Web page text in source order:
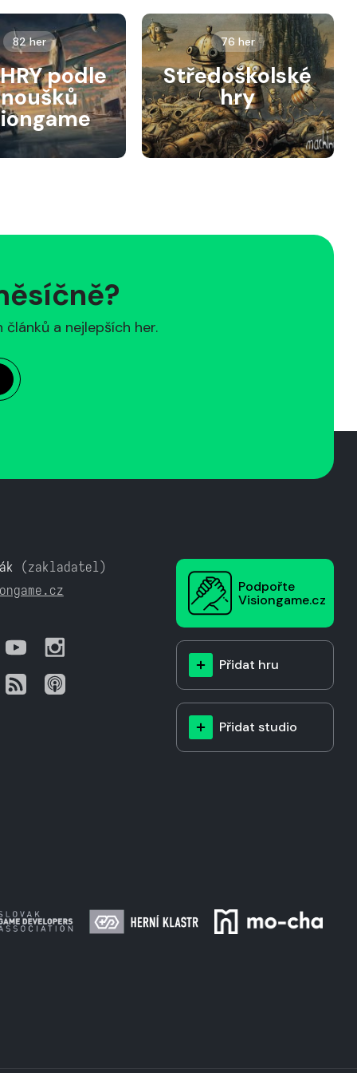
82 her
podle
76 her
Středoškolské
hry
a nejlepších her.
(zakladatel)
Podpořte
Visiongame.cz
Přidat hru
Přidat studio